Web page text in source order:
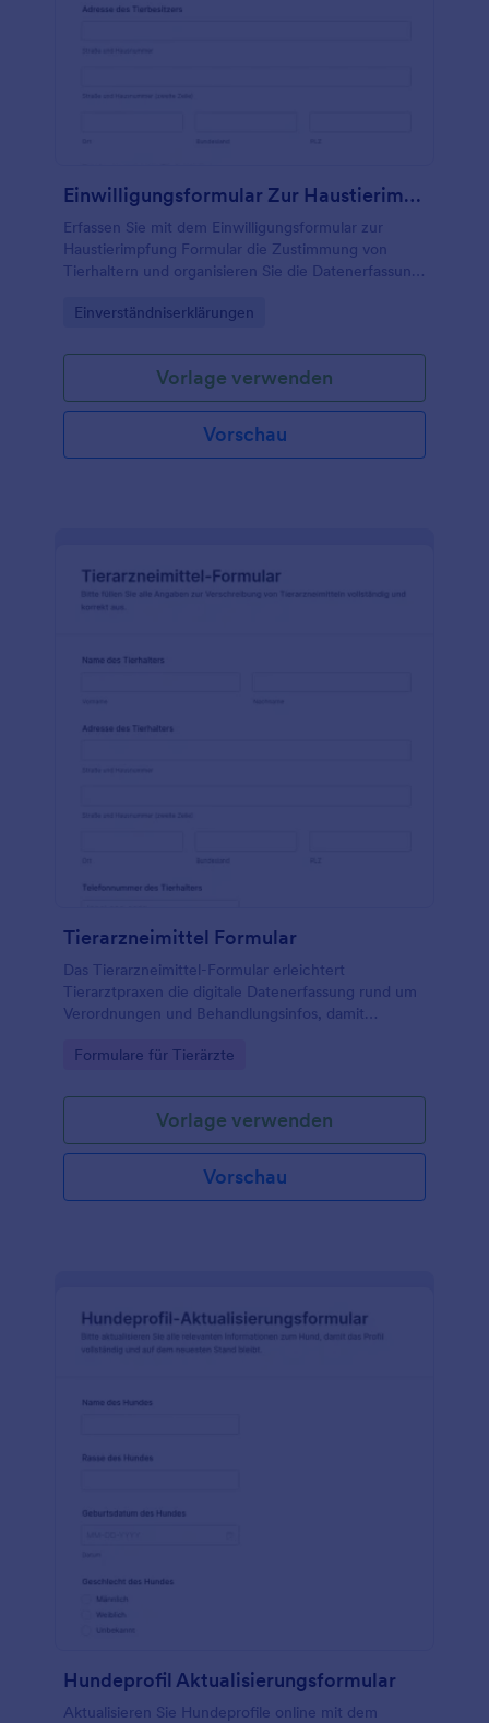
Einwilligungsformular Zur Haustierimpfung
Erfassen Sie mit dem Einwilligungsformular zur
Haustierimpfung Formular die Zustimmung von
Tierhaltern und organisieren Sie die Datenerfassung
bei mobilen Terminen mit Jotform.
Go to Category:
Einverständniserklärungen
Vorlage verwenden
Vorschau
Tierarzneimittel Formular
Das Tierarzneimittel-Formular erleichtert
Tierarztpraxen die digitale Datenerfassung rund um
Verordnungen und Behandlungsinfos, damit
Informationen zentral als Formularantworten in
Go to Category:
Formulare für Tierärzte
Vorlage verwenden
Vorschau
Hundeprofil Aktualisierungsformular
Aktualisieren Sie Hundeprofile online mit dem